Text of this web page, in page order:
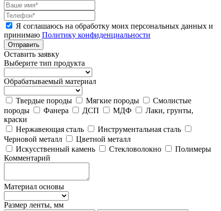
Я соглашаюсь на обработку моих персональных данных и
принимаю Политику конфиденциальности
Отправить
Оставить заявку
Выберите тип продукта
Обрабатываемый материал
Твердые породы Мягкие породы
Смолистые
породы
Фанера ДСП МДФ
Лаки, грунты,
краски
Нержавеющая сталь
Инструментальная сталь
Черновой металл
Цветной металл
Искусственный камень
Стекловолокно
Полимеры
Комментарий
Материал основы
Размер ленты, мм